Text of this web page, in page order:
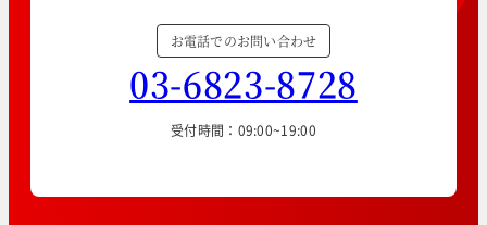
お電話でのお問い合わせ
03-6823-8728
受付時間：09:00~19:00